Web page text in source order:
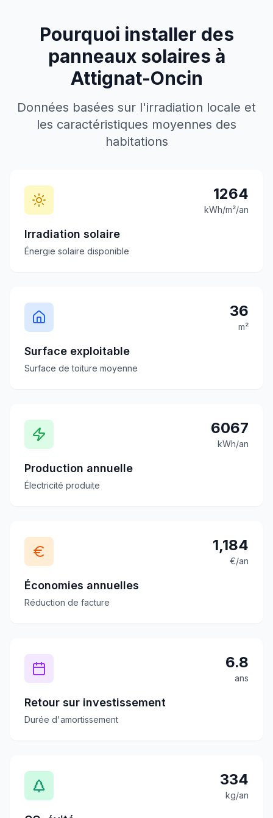
Pourquoi installer des
panneaux solaires à
Attignat-Oncin
Données basées sur l'irradiation locale et
les caractéristiques moyennes des
habitations
1264
kWh/m²/an
Irradiation solaire
Énergie solaire disponible
36
m²
Surface exploitable
Surface de toiture moyenne
6067
kWh/an
Production annuelle
Électricité produite
1,184
€/an
Économies annuelles
Réduction de facture
6.8
ans
Retour sur investissement
Durée d'amortissement
334
kg/an